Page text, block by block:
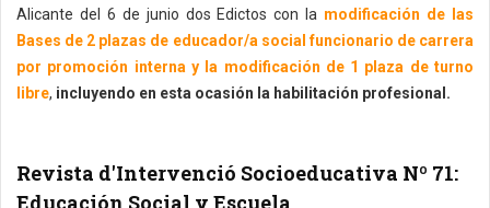
Alicante del 6 de junio dos Edictos con la modificación de las
Bases de 2 plazas de educador/a social funcionario de carrera
por promoción interna y la modificación de 1 plaza de turno
libre, incluyendo en esta ocasión la habilitación profesional.
Revista d'Intervenció Socioeducativa Nº 71:
Educación Social y Escuela